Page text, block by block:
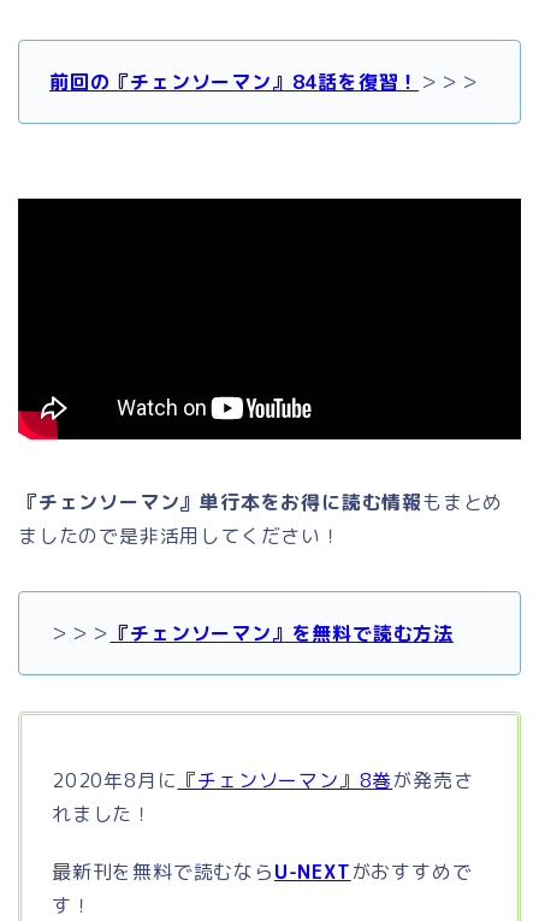
前回の『チェンソーマン』84話を復習！ ＞＞＞
『チェンソーマン』単行本をお得に読む情報もまとめ
ましたので是非活用してください！
＞＞＞ 『チェンソーマン』を無料で読む方法
2020年8月に 『チェンソーマン』8巻が発売さ
れました！
最新刊を無料で読むならU-NEXTがおすすめで
す！